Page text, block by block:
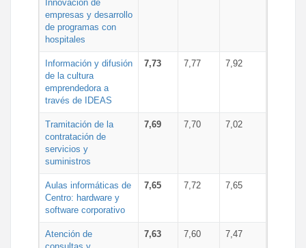
Innovación de
empresas y desarrollo
de programas con
hospitales
Información y difusión
de la cultura
emprendedora a
través de IDEAS
7,73 7,77 7,92
Tramitación de la
contratación de
servicios y
suministros
7,69 7,70 7,02
Aulas informáticas de
Centro: hardware y
software corporativo
7,65 7,72 7,65
Atención de
consultas y
7,63 7,60 7,47